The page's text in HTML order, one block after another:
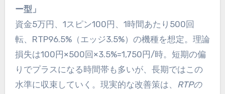
ー型」
資金5万円、1スピン100円、1時間あたり500回
転、RTP96.5%（エッジ3.5%）の機種を想定。理論
損失は100円×500回×3.5%=1,750円/時。短期の偏
りでプラスになる時間帯も多いが、長期ではこの
水準に収束していく。現実的な改善策は、 RTPの